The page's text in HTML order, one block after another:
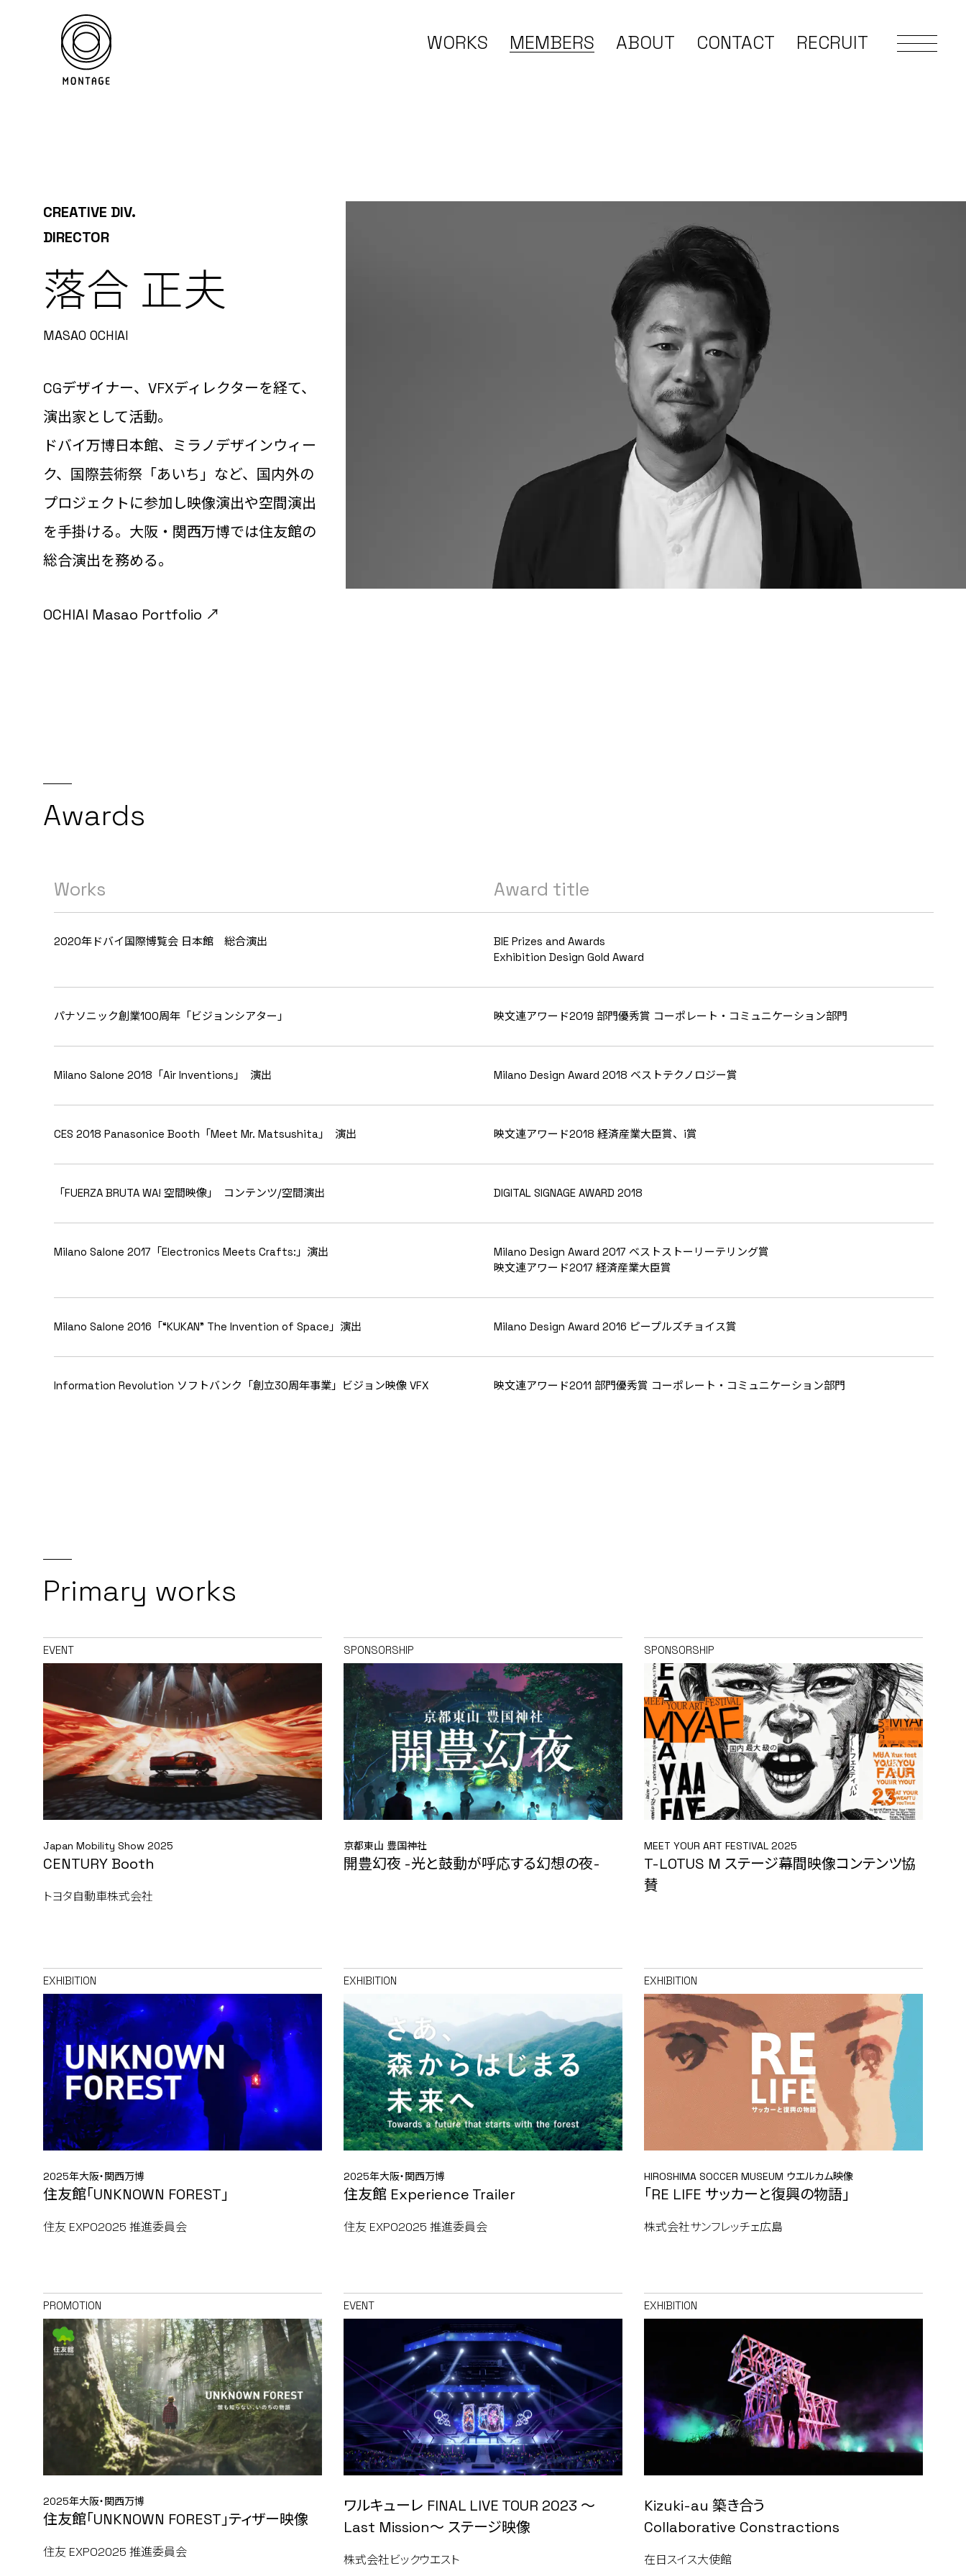
WORKS MEMBERS ABOUT CONTACT RECRUIT
CREATIVE DIV.
DIRECTOR
落合 正夫
MASAO OCHIAI
CGデザイナー、VFXディレクターを経て、
演出家として活動。
ドバイ万博日本館、ミラノデザインウィー
ク、国際芸術祭「あいち」など、国内外の
プロジェクトに参加し映像演出や空間演出
を手掛ける。大阪・関西万博では住友館の
総合演出を務める。
OCHIAI Masao Portfolio ↗
Awards
Works Award title
2020年ドバイ国際博覧会 日本館 総合演出
BIE Prizes and Awards
Exhibition Design Gold Award
パナソニック創業100周年「ビジョンシアター」 映文連アワード2019 部門優秀賞 コーポレート・コミュニケーション部門
Milano Salone 2018「Air Inventions」 演出 Milano Design Award 2018 ベストテクノロジー賞
CES 2018 Panasonice Booth「Meet Mr. Matsushita」 演出 映文連アワード2018 経済産業大臣賞、i賞
「FUERZA BRUTA WA! 空間映像」 コンテンツ/空間演出 DIGITAL SIGNAGE AWARD 2018
Milano Salone 2017「Electronics Meets Crafts:」演出
Milano Design Award 2017 ベストストーリーテリング賞
映文連アワード2017 経済産業大臣賞
Milano Salone 2016「“KUKAN” The Invention of Space」演出 Milano Design Award 2016 ピープルズチョイス賞
Information Revolution ソフトバンク「創立30周年事業」ビジョン映像 VFX 映文連アワード2011 部門優秀賞 コーポレート・コミュニケーション部門
Primary works
EVENT
Japan Mobility Show 2025
CENTURY Booth
トヨタ自動車株式会社
SPONSORSHIP
京都東山 豊国神社
開豊幻夜 -光と鼓動が呼応する幻想の夜-
SPONSORSHIP
MEET YOUR ART FESTIVAL 2025
T-LOTUS M ステージ幕間映像コンテンツ協
賛
EXHIBITION
2025年大阪・関西万博
住友館「UNKNOWN FOREST」
住友 EXPO2025 推進委員会
EXHIBITION
2025年大阪・関西万博
住友館 Experience Trailer
住友 EXPO2025 推進委員会
EXHIBITION
HIROSHIMA SOCCER MUSEUM ウエルカム映像
「RE LIFE サッカーと復興の物語」
株式会社サンフレッチェ広島
PROMOTION
2025年大阪・関西万博
住友館「UNKNOWN FOREST」ティザー映像
住友 EXPO2025 推進委員会
EVENT
ワルキューレ FINAL LIVE TOUR 2023 〜
Last Mission〜 ステージ映像
株式会社ビックウエスト
EXHIBITION
Kizuki-au 築き合う
Collaborative Constractions
在日スイス大使館